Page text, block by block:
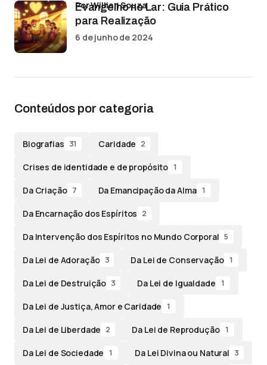
Evangelho no Lar: Guia Prático
para Realização
por Willian Souza
6 de junho de 2024
Conteúdos por categoria
Biografias 31 Caridade 2
Crises de identidade e de propósito 1
Da Criação 7 Da Emancipação da Alma 1
Da Encarnação dos Espíritos 2
Da Intervenção dos Espíritos no Mundo Corporal 5
Da Lei de Adoração 3 Da Lei de Conservação 1
Da Lei de Destruição 3 Da Lei de Igualdade 1
Da Lei de Justiça, Amor e Caridade 1
Da Lei de Liberdade 2 Da Lei de Reprodução 1
Da Lei de Sociedade 1 Da Lei Divina ou Natural 3